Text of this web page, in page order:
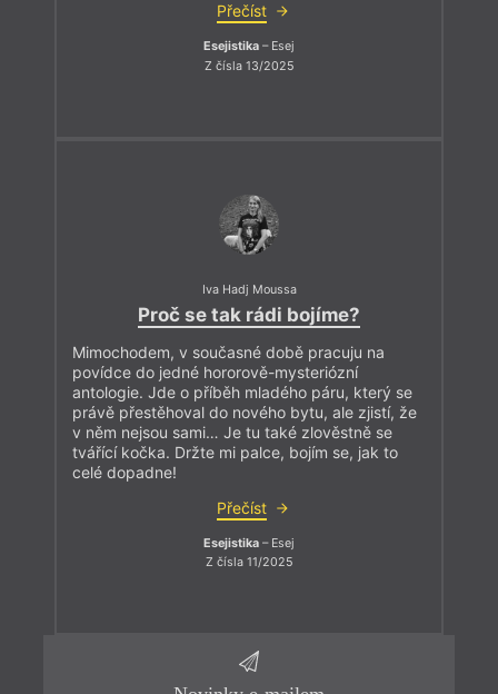
Přečíst
Esejistika – Esej
Z čísla 13/2025
Iva Hadj Moussa
Proč se tak rádi bojíme?
Mimochodem, v současné době pracuju na
povídce do jedné hororově-mysteriózní
antologie. Jde o příběh mladého páru, který se
právě přestěhoval do nového bytu, ale zjistí, že
v něm nejsou sami… Je tu také zlověstně se
tvářící kočka. Držte mi palce, bojím se, jak to
celé dopadne!
Přečíst
Esejistika – Esej
Z čísla 11/2025